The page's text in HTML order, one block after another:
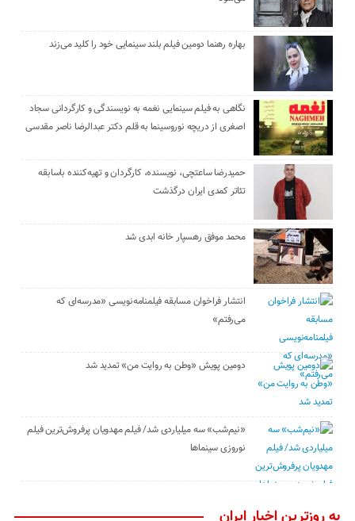
بهاره رهنما دومین فیلم بلند سینمایی خود را کلید می‌زند
نگاهی به فیلم سینمایی نغمه به نویسندگی و کارگردانی سجاد
اصغری از دریچه نوروسینما به قلم دکتر عبدالرضا ناصر مقدسی
حمیدرضا ساعتچی، نویسنده، کارگردان و تهیه‌کننده باسابقه
تئاتر کمدی ایران درگذشت
محمد موفق رهسپار خانه ابدی شد
انتشار فراخوان مسابقه فیلمنامه‌نویسی «مدرسه‌ای که
می‌رفتم»
دومین پویش «وطن به روایت من» تمدید شد
«نیم‌شب» سه میلیاردی شد/ فیلم مهدویان پرفروش‌ترین فیلم
نوروزی سینماها
به روزترین اخبار ایران